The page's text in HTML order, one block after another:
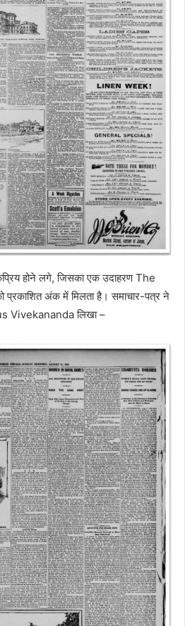
होने लगे, जिसका एक उदाहरण The
अंक में मिलता है। समाचार-पत्र ने
Vivekananda लिखा –